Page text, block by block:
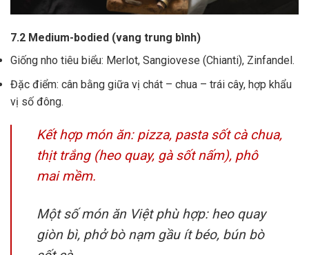
7.2 Medium-bodied (vang trung bình)
Giống nho tiêu biểu: Merlot, Sangiovese (Chianti), Zinfandel.
Đặc điểm: cân bằng giữa vị chát – chua – trái cây, hợp khẩu
vị số đông.
Kết hợp món ăn: pizza, pasta sốt cà chua,
thịt trắng (heo quay, gà sốt nấm), phô
mai mềm.
Một số món ăn Việt phù hợp: heo quay
giòn bì, phở bò nạm gầu ít béo, bún bò